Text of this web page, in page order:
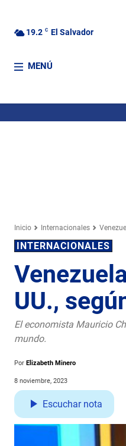
19.2 C El Salvador
MENÚ
Inicio Internacionales
INTERNACIONALES
UU.,
El economista Mauricio
mundo.
Por Elizabeth Minero
8 noviembre, 2023
Escuchar nota